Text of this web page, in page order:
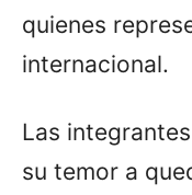
quienes
internacional.
Las
su temor a